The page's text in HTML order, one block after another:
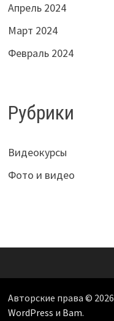
Апрель 2024
Март 2024
Февраль 2024
Рубрики
Видеокурсы
Фото и видео
Авторские права © 2026
WordPress и Bam.